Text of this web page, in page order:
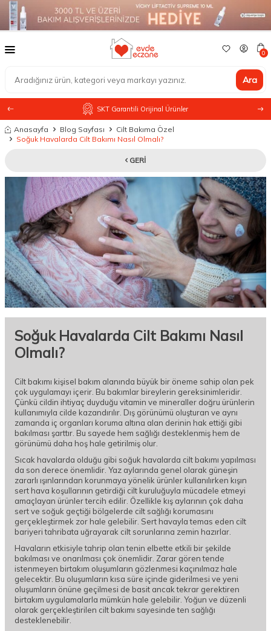
Ara
0
SKT Garantili Orijinal Ürünler
Anasayfa Blog Sayfası
Cilt Bakıma Özel
Soğuk Havalarda Cilt Bakımı Nasıl Olmalı?
GERI
Soğuk Havalarda Cilt Bakımı Nasıl
Olmalı?
Cilt bakımı kişisel bakım alanında büyük bir öneme sahip olan pek
çok uygulamayı içerir. Bu bakımlar bireylerin gereksinimleridir.
Çünkü cildin ihtiyaç duyduğu vitamin ve mineraller doğru ürünlerin
kullanımıyla cilde kazandırılır. Dış görünümü oluşturan ve aynı
zamanda iç organları koruma altına alan derinin hak ettiği gibi
bakılması şarttır. Bu sayede hem sağlığı desteklenmiş hem de
görünümü daha hoş hale getirilmiş olur.
Sıcak havalarda olduğu gibi soğuk havalarda cilt bakımı yapılması
da son derece önemlidir. Yaz aylarında genel olarak güneşin
zararlı ışınlarından korunmaya yönelik ürünler kullanılırken kışın
sert hava koşullarının getirdiği cilt kuruluğuyla mücadele etmeyi
amaçlayan ürünler tercih edilir. Özellikle kış aylarının çok daha
sert ve soğuk geçtiği bölgelerde cilt sağlığı korumasını
gerçekleştirmek zor hale gelebilir. Sert havayla temas eden cilt
bariyeri tahribata uğrayarak cilt sorunlarına zemin hazırlar.
Havaların etkisiyle tahrip olan tenin elbette etkili bir şekilde
bakılması ve onarılması çok önemlidir. Zarar gören tende
istenmeyen birtakım oluşumların gözlenmesi kaçınılmaz hale
gelecektir. Bu oluşumların kısa süre içinde giderilmesi ve yeni
oluşumların önüne geçilmesi de basit ancak tekrar gerektiren
birtakım uygulamalarla mümkün hale gelebilir. Yoğun ve düzenli
olarak gerçekleştirilen cilt bakımı sayesinde ten sağlığı
desteklenebilir.